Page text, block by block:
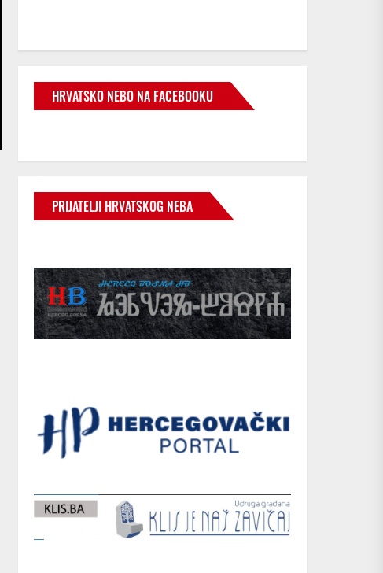
HRVATSKO NEBO NA FACEBOOKU
PRIJATELJI HRVATSKOG NEBA